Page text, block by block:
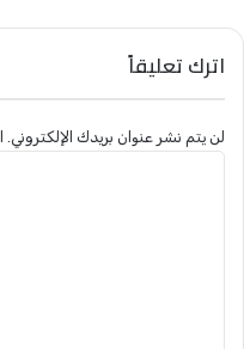
اترك تعليقاً
لن يتم نشر عنوان بريدك الإلكتروني.